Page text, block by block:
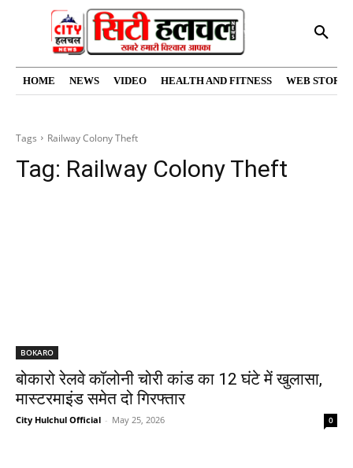
HOME NEWS VIDEO HEALTH AND FITNESS WEB
Tags Railway Colony Theft
Tag: Railway Colony Theft
BOKARO
बोकारो रेलवे कॉलोनी चोरी कांड का 12 घंटे में खुलासा,
मास्टरमाइंड समेत दो गिरफ्तार
City Hulchul Official - May 25, 2026 0